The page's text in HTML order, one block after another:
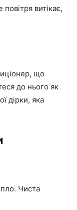
витікає,
що
до нього як
дірки, яка
Чиста